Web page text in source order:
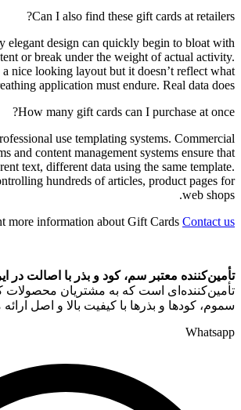
Can I also find these gift cards at retailers?
elegant design can quickly begin to bloat with
or break under the weight of actual activity.
a nice looking layout but it doesn’t reflect what
application must endure. Real data does.
How many gift cards can I purchase at once?
use templating systems. Commercial
and content management systems ensure that
text, different data using the same template.
hundreds of articles, product pages for
web shops.
more information about Gift Cards Contact us
تأمین‌کننده معتبر سم، کود و بذر با اصالت در
تأمین‌کننده‌ای است که به مشتریان محصولات
سموم، کودها و بذرها با کیفیت بالا و اصل
Whatsapp